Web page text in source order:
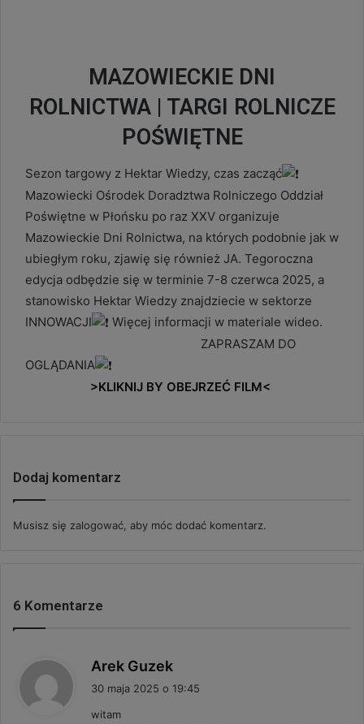
MAZOWIECKIE DNI
ROLNICTWA | TARGI ROLNICZE
POŚWIĘTNE
Sezon targowy z Hektar Wiedzy, czas zacząć
Mazowiecki Ośrodek Doradztwa Rolniczego Oddział
Poświętne w Płońsku po raz XXV organizuje
Mazowieckie Dni Rolnictwa, na których podobnie jak w
ubiegłym roku, zjawię się również JA. Tegoroczna
edycja odbędzie się w terminie 7-8 czerwca 2025, a
stanowisko Hektar Wiedzy znajdziecie w sektorze
INNOWACJI
Więcej informacji w materiale wideo.
ZAPRASZAM DO
OGLĄDANIA
>KLIKNIJ BY OBEJRZEĆ FILM<
Dodaj komentarz
Musisz się zalogować , aby móc dodać komentarz.
6 Komentarze
Arek Guzek
30 maja 2025 o 19:45
witam